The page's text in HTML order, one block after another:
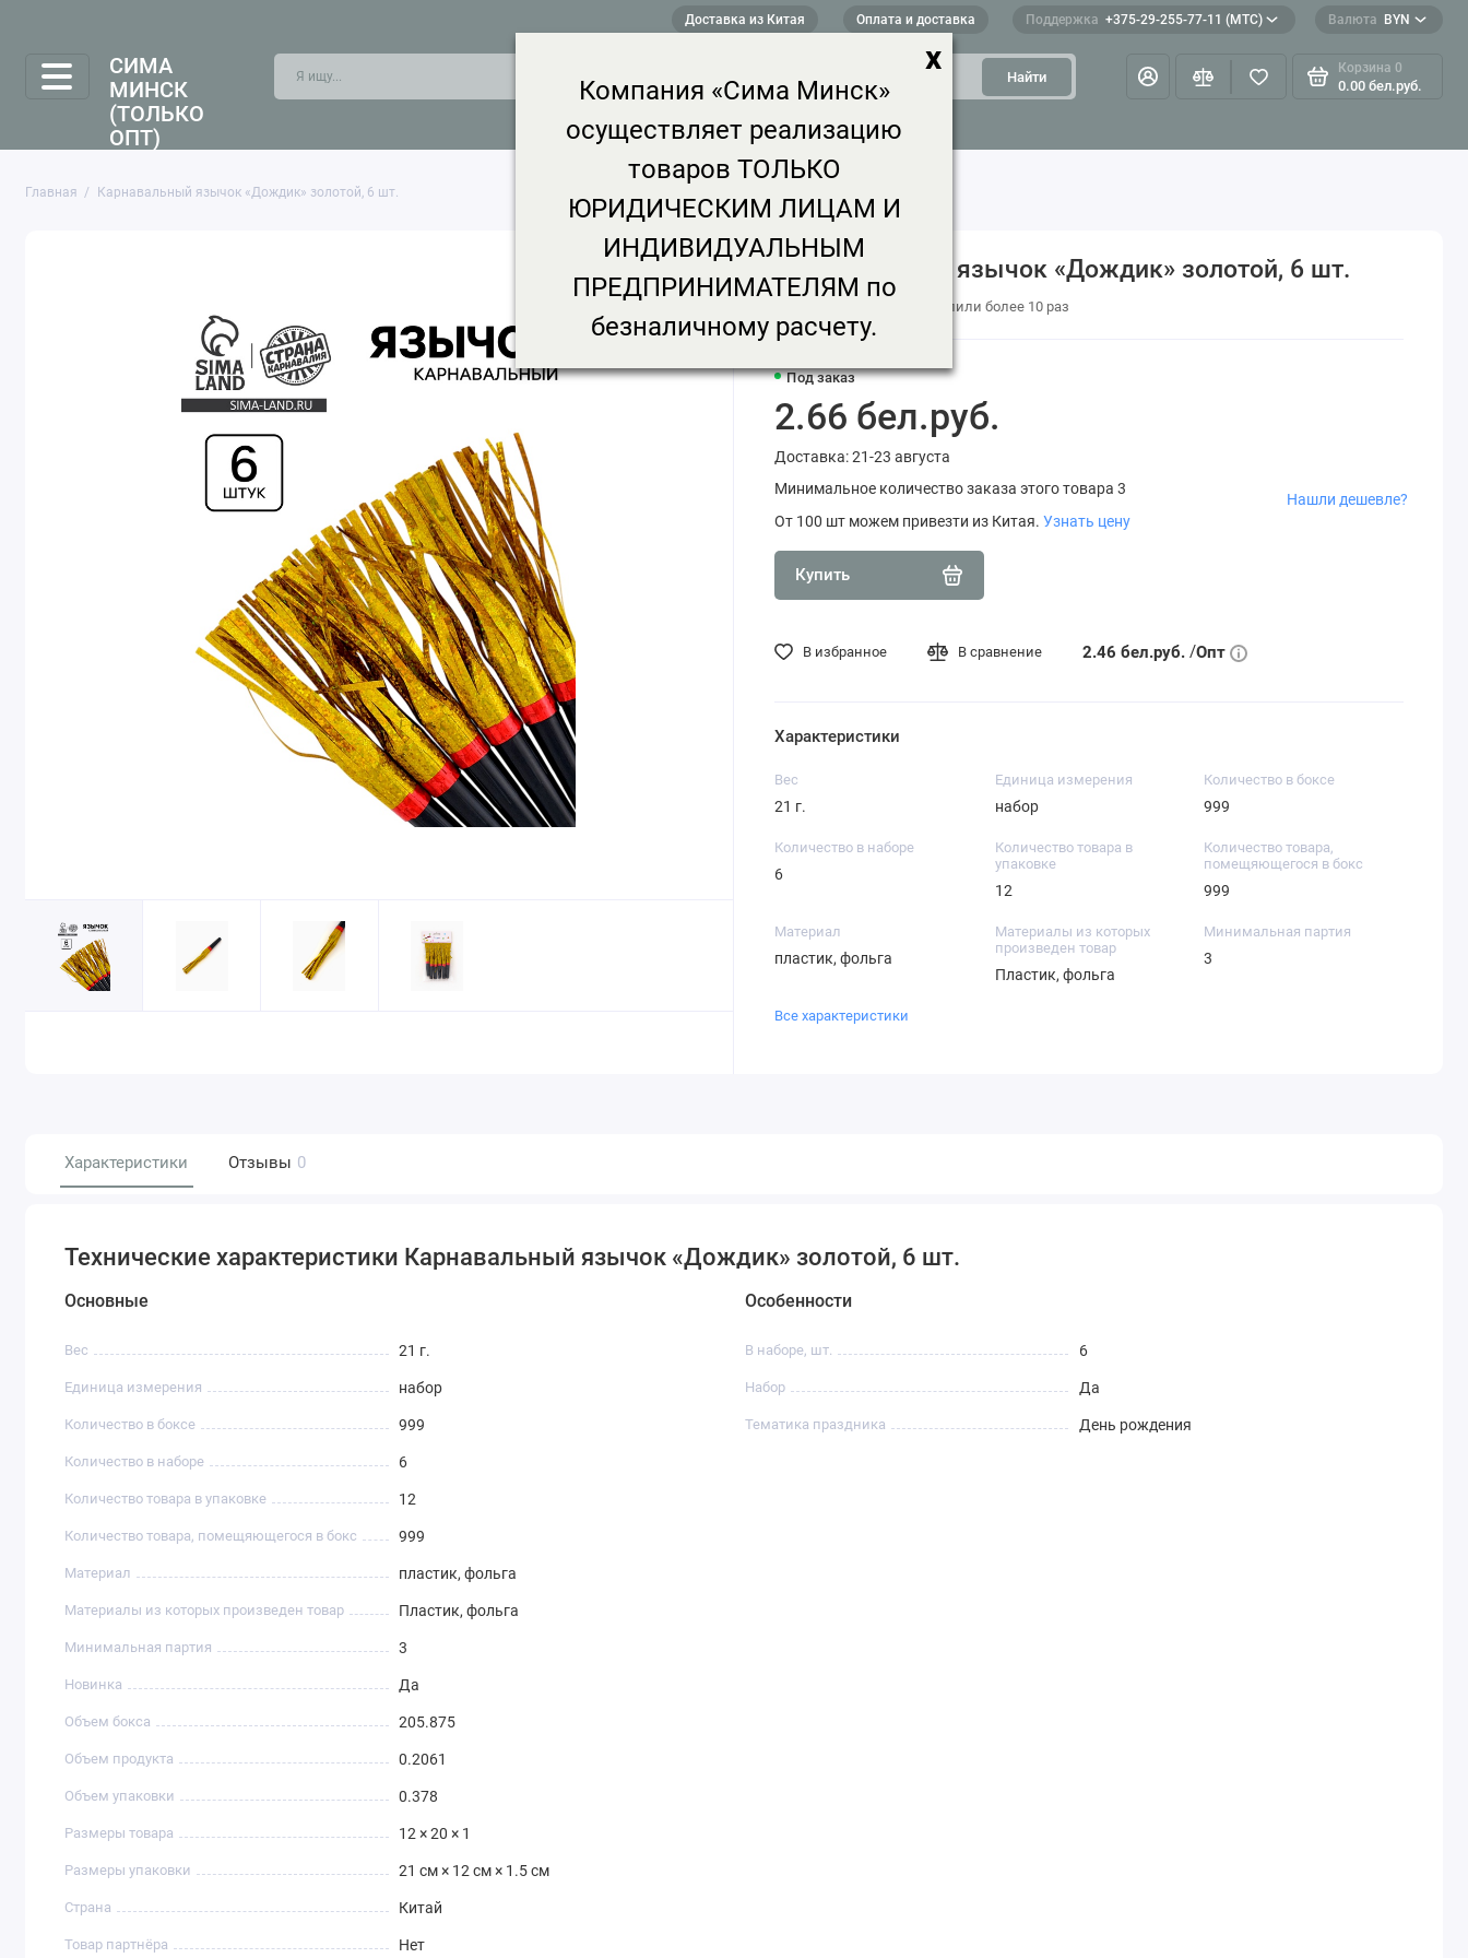
Доставка из Китая Оплата и доставка Поддержка +375-29-255-77-11 (МТС) Валюта BYN
СИМА
МИНСК
(ТОЛЬКО
ОПТ)
Найти
Корзина 0
0.00 бел.руб.
Главная Карнавальный язычок «Дождик» золотой, 6 шт.
Карнавальный язычок «Дождик» золотой, 6 шт.
| Код товара: 10905642 | Купили более 10 раз
Под заказ
2.66 бел.руб.
Доставка: 21-23 августа
Минимальное количество заказа этого товара 3
От 100 шт можем привезти из Китая. Узнать цену
Купить
Нашли дешевле?
В избранное В сравнение 2.46 бел.руб. /Опт
Характеристики
Вес
21 г.
Единица измерения
набор
Количество в боксе
999
Количество в наборе
6
Количество товара в
упаковке
12
Количество товара,
помещяющегося в бокс
999
Материал
пластик, фольга
Материалы из которых
произведен товар
Пластик, фольга
Минимальная партия
3
Все характеристики
Характеристики Отзывы 0
Технические характеристики Карнавальный язычок «Дождик» золотой, 6 шт.
Основные
Вес 21 г.
Единица измерения набор
Количество в боксе 999
Количество в наборе 6
Количество товара в упаковке 12
Количество товара, помещяющегося в бокс 999
Материал пластик, фольга
Материалы из которых произведен товар Пластик, фольга
Минимальная партия 3
Новинка Да
Объем бокса 205.875
Объем продукта 0.2061
Объем упаковки 0.378
Размеры товара 12 × 20 × 1
Размеры упаковки 21 см × 12 см × 1.5 см
Страна Китай
Товар партнёра Нет
Особенности
В наборе, шт. 6
Набор Да
Тематика праздника День рождения
x
Компания «Сима Минск»
осуществляет реализацию
товаров ТОЛЬКО
ЮРИДИЧЕСКИМ ЛИЦАМ И
ИНДИВИДУАЛЬНЫМ
ПРЕДПРИНИМАТЕЛЯМ по
безналичному расчету.